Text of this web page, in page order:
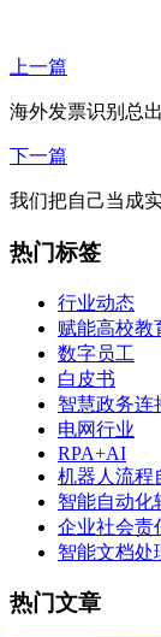
上一篇
海外发票识别总
下一篇
我们把自己当成
热门标签
行业动态
赋能高校教
数字员工
白皮书
智慧政务连
电网行业
RPA+AI
机器人流程
智能自动化
企业社会责
智能文档处
热门文章